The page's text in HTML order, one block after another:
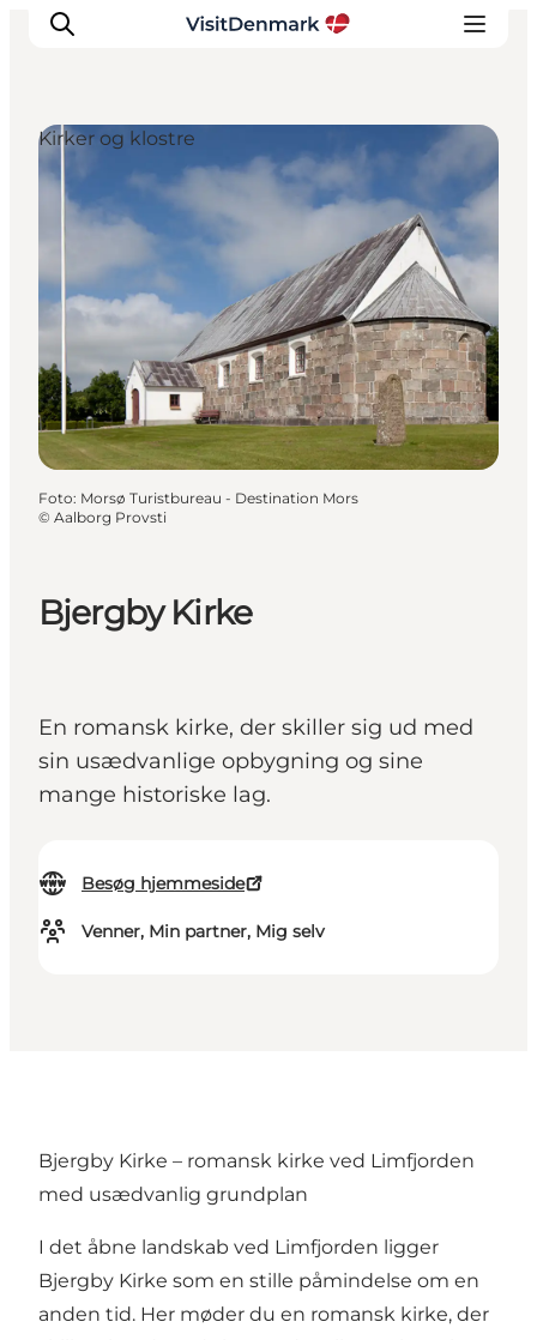
Inspiration
Destinationer
Oplevelser
Overnatning
Planlæg ferien
Bjergby Kirke
En romansk kirke, der skiller sig ud med
sin usædvanlige opbygning og sine
mange historiske lag.
Besøg hjemmeside
Venner, Min partner, Mig selv
Kirker og klostre
Foto: Morsø Turistbureau - Destination Mors
© Aalborg Provsti
Bjergby Kirke – romansk kirke ved Limfjorden
med usædvanlig grundplan
I det åbne landskab ved Limfjorden ligger
Bjergby Kirke som en stille påmindelse om en
anden tid. Her møder du en romansk kirke, der